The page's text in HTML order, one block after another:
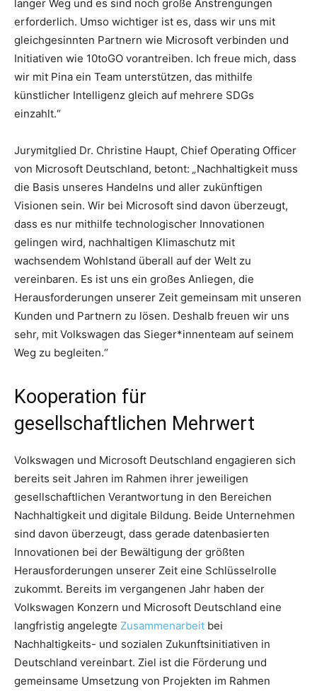
langer Weg und es sind noch große Anstrengungen
erforderlich. Umso wichtiger ist es, dass wir uns mit
gleichgesinnten Partnern wie Microsoft verbinden und
Initiativen wie 10toGO vorantreiben. Ich freue mich, dass
wir mit Pina ein Team unterstützen, das mithilfe
künstlicher Intelligenz gleich auf mehrere SDGs
einzahlt.“
Jurymitglied Dr. Christine Haupt, Chief Operating Officer
von Microsoft Deutschland, betont: „Nachhaltigkeit muss
die Basis unseres Handelns und aller zukünftigen
Visionen sein. Wir bei Microsoft sind davon überzeugt,
dass es nur mithilfe technologischer Innovationen
gelingen wird, nachhaltigen Klimaschutz mit
wachsendem Wohlstand überall auf der Welt zu
vereinbaren. Es ist uns ein großes Anliegen, die
Herausforderungen unserer Zeit gemeinsam mit unseren
Kunden und Partnern zu lösen. Deshalb freuen wir uns
sehr, mit Volkswagen das Sieger*innenteam auf seinem
Weg zu begleiten.“
Kooperation für
gesellschaftlichen Mehrwert
Volkswagen und Microsoft Deutschland engagieren sich
bereits seit Jahren im Rahmen ihrer jeweiligen
gesellschaftlichen Verantwortung in den Bereichen
Nachhaltigkeit und digitale Bildung. Beide Unternehmen
sind davon überzeugt, dass gerade datenbasierten
Innovationen bei der Bewältigung der größten
Herausforderungen unserer Zeit eine Schlüsselrolle
zukommt. Bereits im vergangenen Jahr haben der
Volkswagen Konzern und Microsoft Deutschland eine
langfristig angelegte Zusammenarbeit bei
Nachhaltigkeits- und sozialen Zukunftsinitiativen in
Deutschland vereinbart. Ziel ist die Förderung und
gemeinsame Umsetzung von Projekten im Rahmen